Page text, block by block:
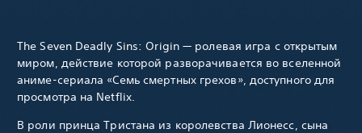
The Seven Deadly Sins: Origin — ролевая игра с открытым
миром, действие которой разворачивается во вселенной
аниме-сериала «Семь смертных грехов», доступного для
просмотра на Netflix.
В роли принца Тристана из королевства Лионесс, сына